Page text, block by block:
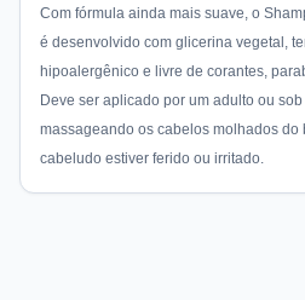
Com fórmula ainda mais suave, o
é desenvolvido com glicerina vegetal,
hipoalergênico e livre de corantes,
Deve ser aplicado por um adulto ou
massageando os cabelos molhados do
cabeludo estiver ferido ou irritado.